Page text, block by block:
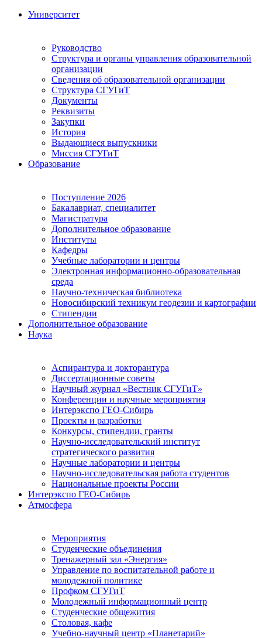
Университет
Руководство
Структура и органы управления образовательной
организации
Сведения об образовательной организации
Структура СГУГиТ
Документы
Реквизиты
Закупки
История
Выдающиеся выпускники
Миссия СГУГиТ
Образование
Поступление 2026
Бакалавриат, специалитет
Магистратура
Дополнительное образование
Институты
Кафедры
Учебные лаборатории и центры
Электронная информационно-образовательная
среда
Научно-техническая библиотека
Новосибирский техникум геодезии и картографии
Стипендии
Дополнительное образование
Наука
Аспирантура и докторантура
Диссертационные советы
Научный журнал «Вестник СГУГиТ»
Конференции и научные мероприятия
Интерэкспо ГЕО-Сибирь
Проекты и разработки
Конкурсы, стипендии, гранты
Научно-исследовательский институт
стратегического развития
Научные лаборатории и центры
Научно-исследовательская работа студентов
Национальные проекты России
Интерэкспо ГЕО-Сибирь
Атмосфера
Мероприятия
Студенческие объединения
Тренажерный зал «Энергия»
Управление по воспитательной работе и
молодежной политике
Профком СГУГиТ
Молодежный информационный центр
Студенческие общежития
Столовая, кафе
Учебно-научный центр «Планетарий»